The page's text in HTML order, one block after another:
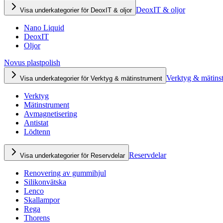
Visa underkategorier för DeoxIT & oljor DeoxIT & oljor
Nano Liquid
DeoxIT
Oljor
Novus plastpolish
Visa underkategorier för Verktyg & mätinstrument Verktyg &
Verktyg
Mätinstrument
Avmagnetisering
Antistat
Lödtenn
Visa underkategorier för Reservdelar Reservdelar
Renovering av gummihjul
Silikonvätska
Lenco
Skallampor
Rega
Thorens